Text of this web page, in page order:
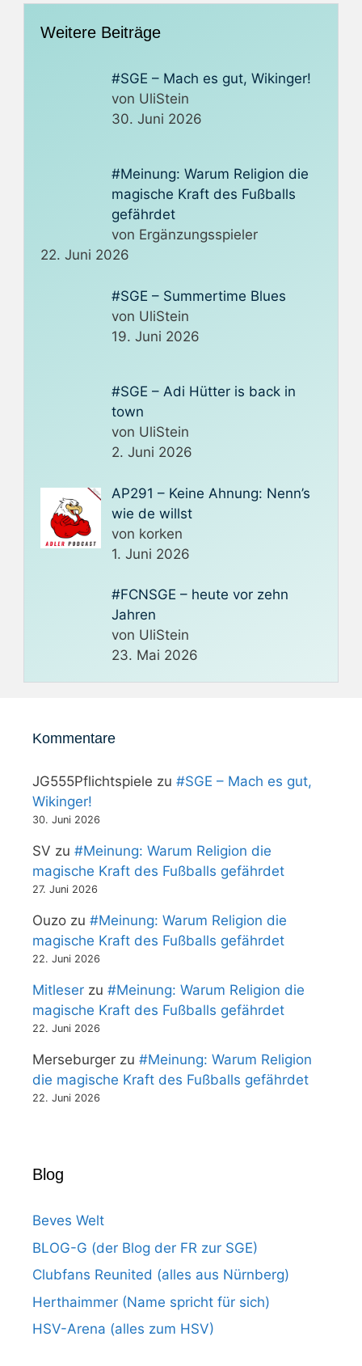
Weitere Beiträge
#SGE – Mach es gut, Wikinger!
von UliStein
30. Juni 2026
#Meinung: Warum Religion die
magische Kraft des Fußballs
gefährdet
von Ergänzungsspieler
22. Juni 2026
#SGE – Summertime Blues
von UliStein
19. Juni 2026
#SGE – Adi Hütter is back in
town
von UliStein
2. Juni 2026
AP291 – Keine Ahnung: Nenn’s
wie de willst
von korken
1. Juni 2026
#FCNSGE – heute vor zehn
Jahren
von UliStein
23. Mai 2026
Kommentare
JG555Pflichtspiele zu #SGE – Mach es gut,
Wikinger!
30. Juni 2026
SV zu #Meinung: Warum Religion die
magische Kraft des Fußballs gefährdet
27. Juni 2026
Ouzo zu #Meinung: Warum Religion die
magische Kraft des Fußballs gefährdet
22. Juni 2026
Mitleser zu #Meinung: Warum Religion die
magische Kraft des Fußballs gefährdet
22. Juni 2026
Merseburger zu #Meinung: Warum Religion
die magische Kraft des Fußballs gefährdet
22. Juni 2026
Blog
Beves Welt
BLOG-G (der Blog der FR zur SGE)
Clubfans Reunited (alles aus Nürnberg)
Herthaimmer (Name spricht für sich)
HSV-Arena (alles zum HSV)